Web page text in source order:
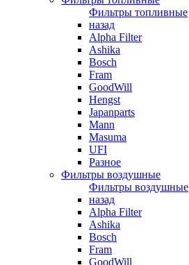
Фильтры топливные
назад
Alpha Filter
Ashika
Bosch
Fram
GoodWill
Hengst
Japanparts
Mann
Masuma
UFI
Разное
Фильтры воздушные
Фильтры воздушные
назад
Alpha Filter
Ashika
Bosch
Fram
GoodWill